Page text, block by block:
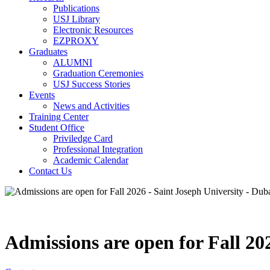
Publications
USJ Library
Electronic Resources
EZPROXY
Graduates
ALUMNI
Graduation Ceremonies
USJ Success Stories
Events
News and Activities
Training Center
Student Office
Priviledge Card
Professional Integration
Academic Calendar
Contact Us
Admissions are open for Fall